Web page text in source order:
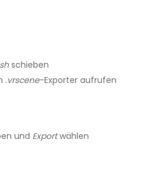
schieben
.vrscene-Exporter aufrufen
und Exportwählen